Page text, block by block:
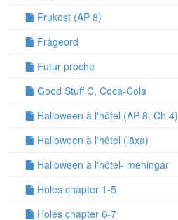
Frukost (AP 8)
Frågeord
Futur proche
Good Stuff C, Coca-Cola
Halloween à l'hôtel (AP 8, Ch 4)
Halloween à l'hôtel (läxa)
Halloween à l'hôtel- meningar
Holes chapter 1-5
Holes chapter 6-7